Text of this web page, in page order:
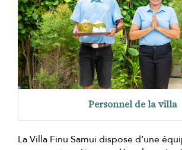
Personnel de la villa
La Villa Finu Samui dispose d’une